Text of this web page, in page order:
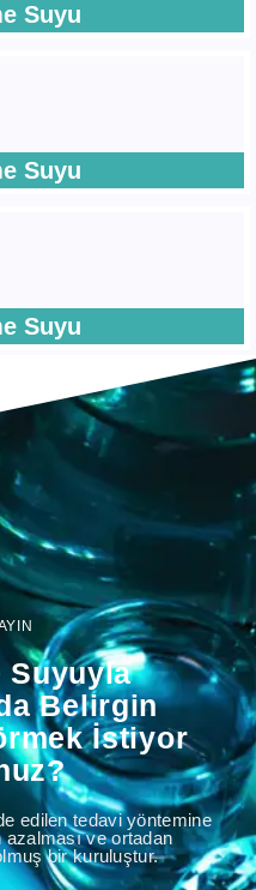
Suyu
Suyu
Suyu
Suyuyla
Belirgin
İstiyor
edilen tedavi yöntemine
azalması ve ortadan
bir kuruluştur.